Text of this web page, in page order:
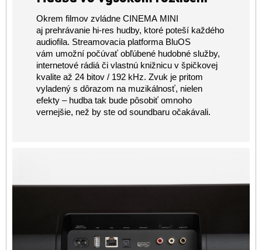
Okrem filmov zvládne CINEMA MINI
aj prehrávanie hi-res hudby, ktoré poteší každého
audiofila. Streamovacia platforma BluOS
vám umožní počúvať obľúbené hudobné služby,
internetové rádiá či vlastnú knižnicu v špičkovej
kvalite až 24 bitov / 192 kHz. Zvuk je pritom
vyladený s dôrazom na muzikálnosť, nielen
efekty – hudba tak bude pôsobiť omnoho
vernejšie, než by ste od soundbaru očakávali.